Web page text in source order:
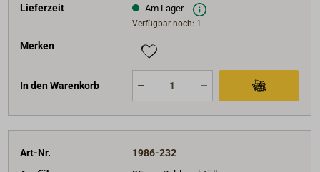
Lieferzeit Am Lager
Verfügbar noch: 1
Merken
In den Warenkorb
Art-Nr.
1986-232